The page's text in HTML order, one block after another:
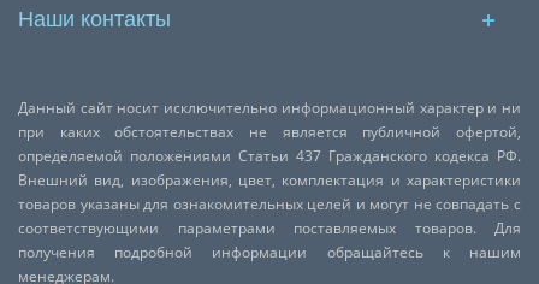
Наши контакты
Данный сайт носит исключительно информационный характер и ни
при каких обстоятельствах не является публичной офертой,
определяемой положениями Статьи 437 Гражданского кодекса РФ.
Внешний вид, изображения, цвет, комплектация и характеристики
товаров указаны для ознакомительных целей и могут не совпадать с
соответствующими параметрами поставляемых товаров. Для
получения подробной информации обращайтесь к нашим
менеджерам.